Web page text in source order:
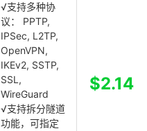
√支持多种协
议： PPTP,
IPSec, L2TP,
OpenVPN,
IKEv2, SSTP,
SSL,
WireGuard
√支持拆分隧道
功能，可指定
$2.14